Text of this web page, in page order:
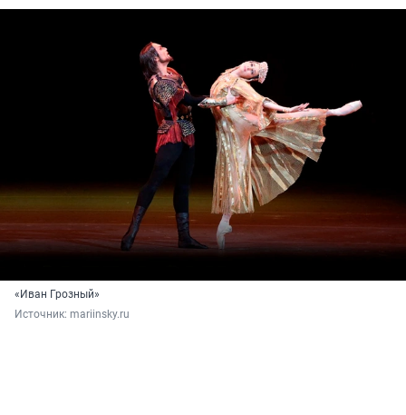
«Иван Грозный»
Источник: mariinsky.ru